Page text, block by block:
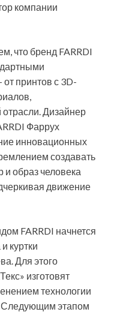
компании
что бренд FARRDI
принтов с 3D-
Дизайнер
Фаррух
инновационных
создавать
образ человека
движение
FARRDI начнется
куртки
Для этого
изготовят
технологии
Следующим этапом